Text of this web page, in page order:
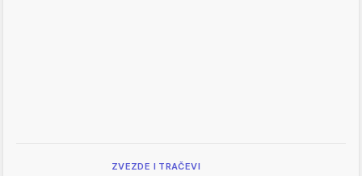
ZVEZDE I TRAČEVI